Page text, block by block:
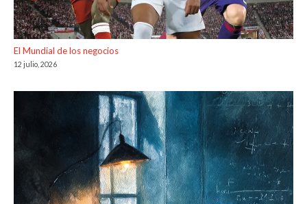
El Mundial de los negocios
12 julio, 2026